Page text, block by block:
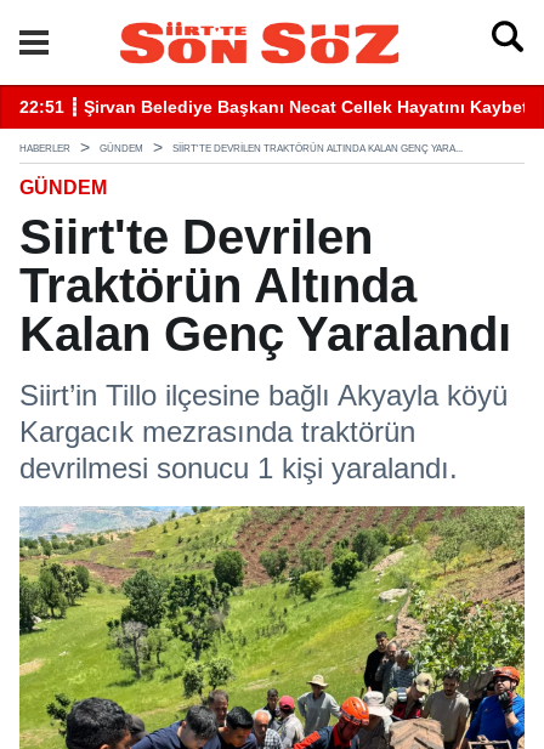
22:41 ┋ Siirt’te Baraj Sularının Yükselmesiyle Mahsur Kalan
HABERLER GÜNDEM SIIRT'TE DEVRILEN TRAKTÖRÜN ALTINDA KALAN GENÇ YARA...
GÜNDEM
Siirt'te Devrilen
Traktörün Altında
Kalan Genç Yaralandı
Siirt’in Tillo ilçesine bağlı Akyayla köyü
Kargacık mezrasında traktörün
devrilmesi sonucu 1 kişi yaralandı.